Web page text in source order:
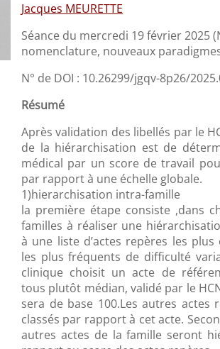
Jacques MEURETTE
Séance du mercredi 19 février 2025
nomenclature, nouveaux
N° de DOI : 10.26299/jgqv-8p26/
Résumé
Après validation des libellés par le
de la hiérarchisation est de
médical par un score de travail
par rapport à une échelle globale.
1)hierarchisation intra-famille
la première étape consiste ,dans
familles à réaliser une
à une liste d’actes repères les
les plus fréquents de difficulté
clinique choisit un acte de
tous plutôt médian, validé par le
sera de base 100.Les autres actes
classés par rapport à cet acte.
autres actes de la famille seront